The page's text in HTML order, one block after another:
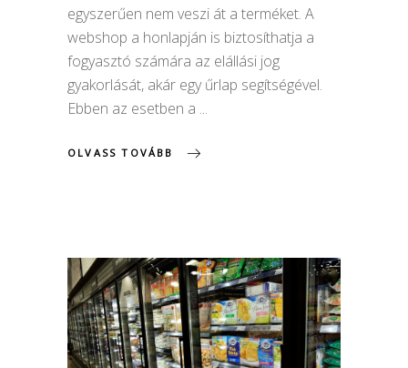
egyszerűen nem veszi át a terméket. A
webshop a honlapján is biztosíthatja a
fogyasztó számára az elállási jog
gyakorlását, akár egy űrlap segítségével.
Ebben az esetben a
OLVASS TOVÁBB